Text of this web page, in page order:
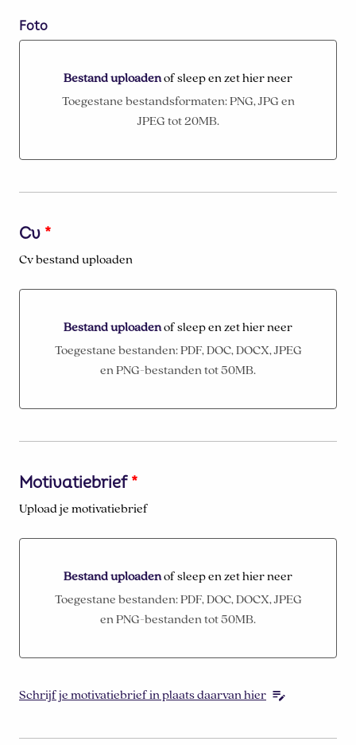
Foto
Bestand uploadenof sleep en zet hier neer
Bestand uploaden of sleep en zet hier neer
Toegestane bestandsformaten: PNG, JPG en
JPEG tot 20MB.
Cv *
Cv bestand uploaden
Bestand uploadenof sleep en zet hier neer
Bestand uploaden of sleep en zet hier neer
Toegestane bestanden: PDF, DOC, DOCX, JPEG
en PNG-bestanden tot 50MB.
Motivatiebrief *
Upload je motivatiebrief
Bestand uploadenof sleep en zet hier neer
Bestand uploaden of sleep en zet hier neer
Toegestane bestanden: PDF, DOC, DOCX, JPEG
en PNG-bestanden tot 50MB.
Schrijf je motivatiebrief in plaats daarvan hier